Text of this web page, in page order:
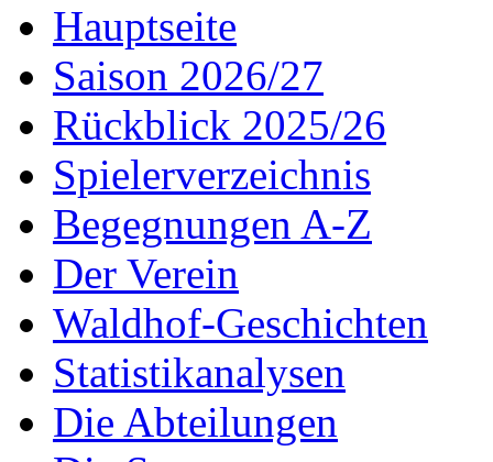
Hauptseite
Saison 2026/27
Rückblick 2025/26
Spielerverzeichnis
Begegnungen A-Z
Der Verein
Waldhof-Geschichten
Statistikanalysen
Die Abteilungen